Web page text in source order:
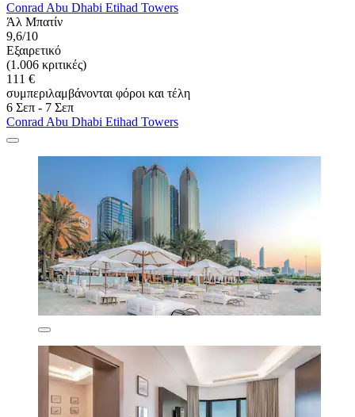
Conrad Abu Dhabi Etihad Towers
Άλ Μπατίν
9,6/10
Εξαιρετικό
(1.006 κριτικές)
111 €
συμπεριλαμβάνονται φόροι και τέλη
6 Σεπ - 7 Σεπ
Conrad Abu Dhabi Etihad Towers